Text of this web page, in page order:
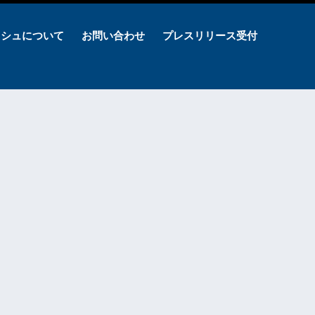
ュについて お問い合わせ プレスリリース受付